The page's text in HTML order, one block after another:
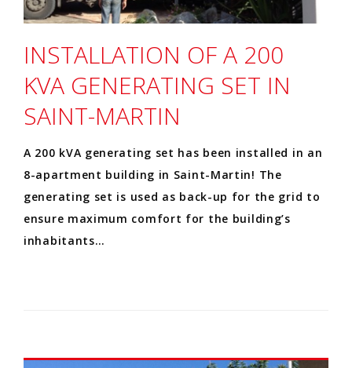
INSTALLATION OF A 200
KVA GENERATING SET IN
SAINT-MARTIN
A 200 kVA generating set has been installed in an
8-apartment building in Saint-Martin! The
generating set is used as back-up for the grid to
ensure maximum comfort for the building’s
inhabitants…